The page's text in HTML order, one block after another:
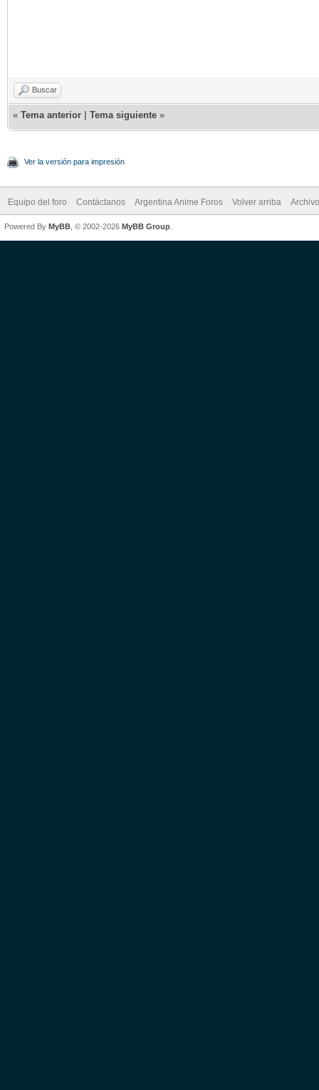
Buscar
« Tema anterior Tema siguiente »
Ver la versión para impresión
Equipo del foro Contáctanos Argentina Anime Foros Volver arriba
Powered By MyBB , © 2002-2026 MyBB Group